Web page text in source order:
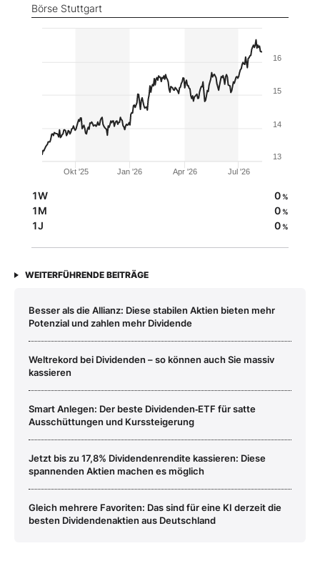
Börse Stuttgart
Okt '25 Jan '26 Apr '26 Jul '26
13
14
15
16
1W 0%
1M 0%
1J 0%
WEITERFÜHRENDE BEITRÄGE
Besser als die Allianz: Diese stabilen Aktien bieten mehr
Potenzial und zahlen mehr Dividende
Weltrekord bei Dividenden – so können auch Sie massiv
kassieren
Smart Anlegen: Der beste Dividenden‑ETF für satte
Ausschüttungen und Kurssteigerung
Jetzt bis zu 17,8% Dividendenrendite kassieren: Diese
spannenden Aktien machen es möglich
Gleich mehrere Favoriten: Das sind für eine KI derzeit die
besten Dividendenaktien aus Deutschland